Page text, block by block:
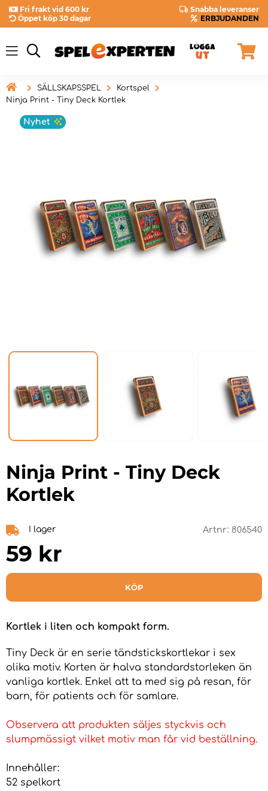
Fri frakt vid 600 kr
Snabba leveranser
Öppet köp 30 dagar
ERBJUDANDEN
 SÄLLSKAPSSPEL
Kortspel
Ninja Print - Tiny Deck Kortlek
Ninja Print - Tiny Deck
Kortlek
I lager Artnr: 806540
59 kr
KÖP
Kortlek i liten och kompakt form.
Tiny Deck är en serie tändstickskortlekar i sex
olika motiv. Korten är halva standardstorleken än
vanliga kortlek. Enkel att ta med sig på resan, för
barn, för patients och för samlare.
Observera att produkten säljes styckvis och
slumpmässigt vilket motiv man får vid beställning.
Innehåller:
52 spelkort
Nyhet